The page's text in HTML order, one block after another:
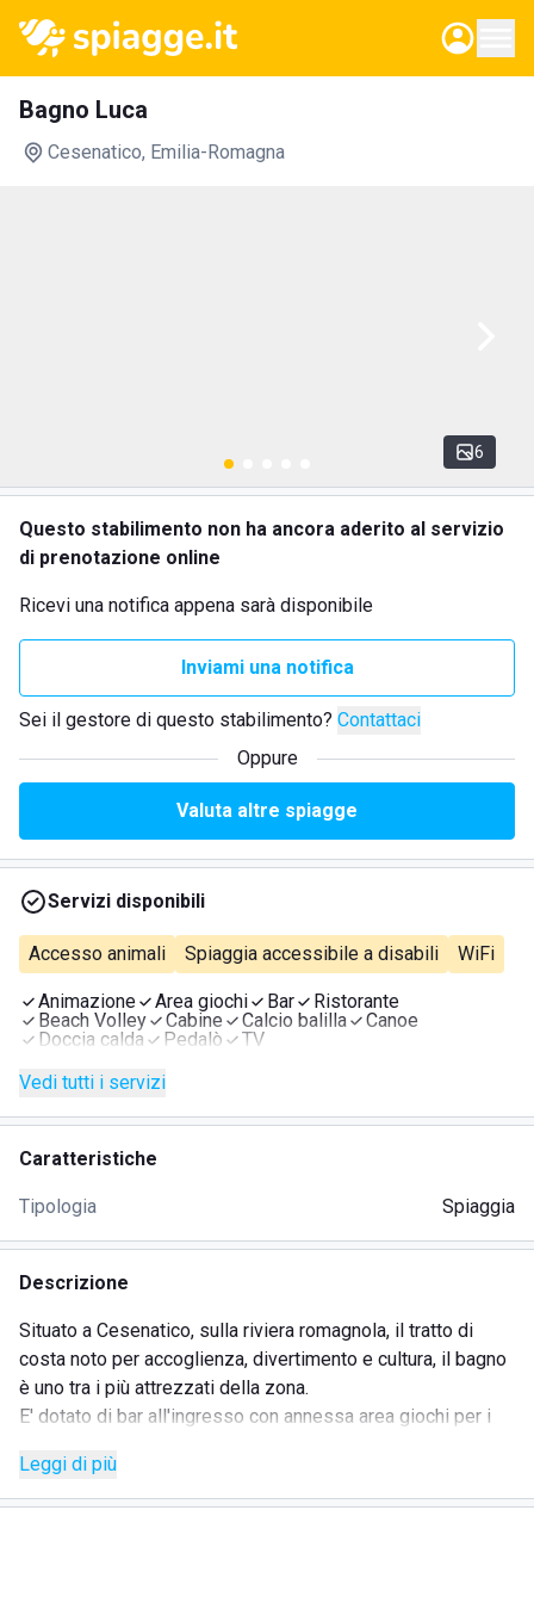
Bagno Luca
Cesenatico, Emilia-Romagna
6
Questo stabilimento non ha ancora aderito al servizio
di prenotazione online
Ricevi una notifica appena sarà disponibile
Inviami una notifica
Sei il gestore di questo stabilimento? Contattaci
Oppure
Valuta altre spiagge
Servizi disponibili
Accesso animali Spiaggia accessibile a disabili WiFi
Animazione Area giochi Bar
Ristorante
Beach Volley
Cabine Calcio balilla
Canoe
Doccia calda
Pedalò
TV
Vedi tutti i servizi
Caratteristiche
Tipologia Spiaggia
Descrizione
Situato a Cesenatico, sulla riviera romagnola, il tratto di
costa noto per accoglienza, divertimento e cultura, il bagno
è uno tra i più attrezzati della zona.
E' dotato di bar all'ingresso con annessa area giochi per i
funge da punto di raccoglimento durante gli eventi sportivi
che vengono trasmessi in diretta dai gestori. Vi è
Leggi di più